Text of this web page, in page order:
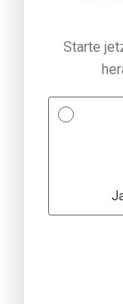
Starte